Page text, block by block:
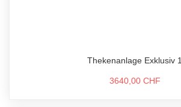
Thekenanlage Exklusiv 1
3640,00 CHF